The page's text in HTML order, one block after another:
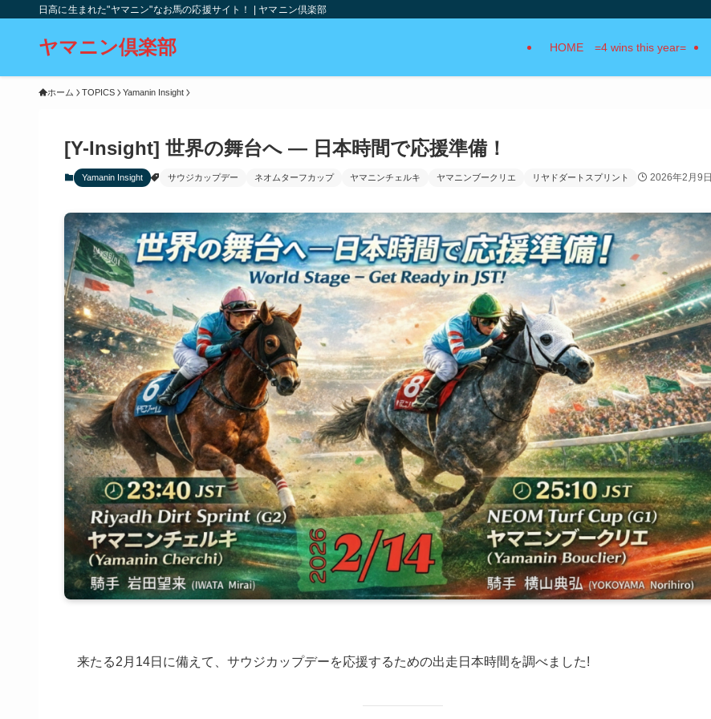
日高に生まれた"ヤマニン"なお馬の応援サイト！ | ヤマニン倶楽部
ヤマニン倶楽部 HOME =4 wins this year=
ホーム TOPICS Yamanin Insight
[Y-Insight] 世界の舞台へ — 日本時間で応援準備！
Yamanin Insight サウジカップデー ネオムターフカップ ヤマニンチェルキ ヤマニンブークリエ リヤドダートスプリント 2026年2月9日
来たる2月14日に備えて、サウジカップデーを応援するための出走日本時間を調べました!